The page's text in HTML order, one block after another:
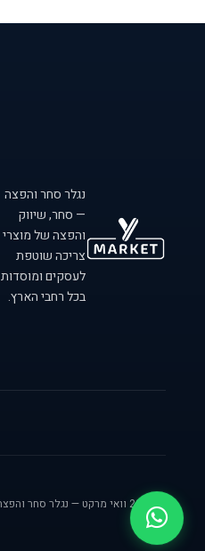
נגלר סחר והפצה
— סחר, שיווק
והפצה של מוצרי
צריכה שוטפת
לעסקים ומוסדות
בכל רחבי הארץ.
© 2026 וואי מרקט — נגלר סחר והפצה. כל הזכויות שמורות.